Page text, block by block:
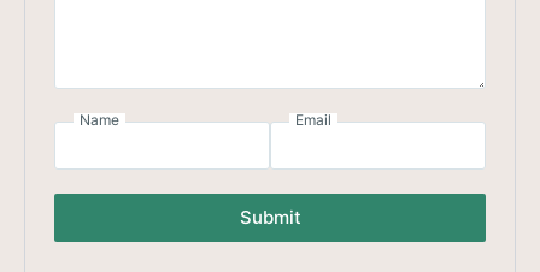
Name Email
Submit